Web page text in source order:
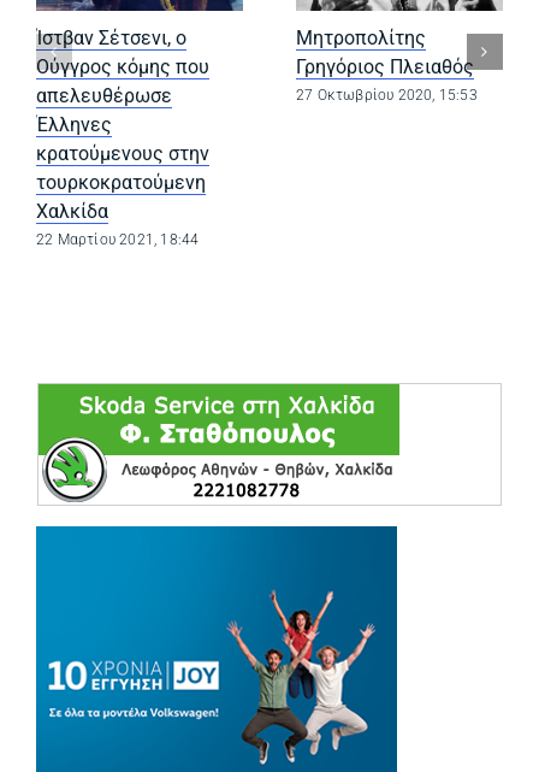
Ίστβαν Σέτσενι, ο
Ούγγρος κόμης που
απελευθέρωσε
Έλληνες
κρατούμενους στην
τουρκοκρατούμενη
Χαλκίδα
22 Μαρτίου 2021, 18:44
Μητροπολίτης
Γρηγόριος Πλειαθός
27 Οκτωβρίου 2020, 15:53